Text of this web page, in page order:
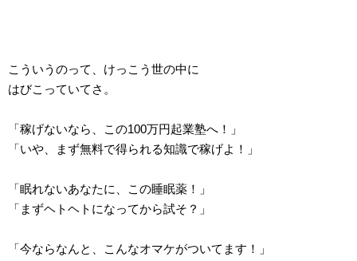
こういうのって、けっこう世の中に
はびこっていてさ。
「稼げないなら、この100万円起業塾へ！」
「いや、まず無料で得られる知識で稼げよ！」
「眠れないあなたに、この睡眠薬！」
「まずヘトヘトになってから試そ？」
「今ならなんと、こんなオマケがついてます！」